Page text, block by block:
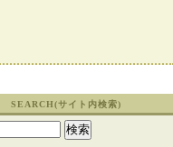
SEARCH(サイト内検索)